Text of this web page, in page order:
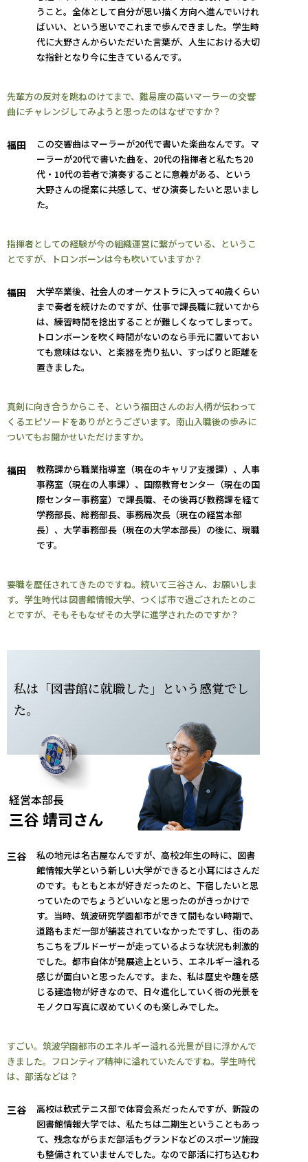
うこと。全体として自分が思い描く方向へ進んでいけれ
ばいい、という思いでこれまで歩んできました。学生時
代に大野さんからいただいた言葉が、人生における大切
な指針となり今に生きているんです。
先輩方の反対を跳ねのけてまで、難易度の高いマーラーの交響
曲にチャレンジしてみようと思ったのはなぜですか？
福田
この交響曲はマーラーが20代で書いた楽曲なんです。マ
ーラーが20代で書いた曲を、20代の指揮者と私たち20
代・10代の若者で演奏することに意義がある、という
大野さんの提案に共感して、ぜひ演奏したいと思いまし
た。
指揮者としての経験が今の組織運営に繋がっている、というこ
とですが、トロンボーンは今も吹いていますか？
福田
大学卒業後、社会人のオーケストラに入って40歳くらい
まで奏者を続けたのですが、仕事で課長職に就いてから
は、練習時間を捻出することが難しくなってしまって。
トロンボーンを吹く時間がないのなら手元に置いておい
ても意味はない、と楽器を売り払い、すっぱりと距離を
置きました。
真剣に向き合うからこそ、という福田さんのお人柄が伝わって
くるエピソードをありがとうございます。南山入職後の歩みに
ついてもお聞かせいただけますか。
福田
教務課から職業指導室（現在のキャリア支援課）、人事
事務室（現在の人事課）、国際教育センター（現在の国
際センター事務室）で課長職、その後再び教務課を経て
学務部長、総務部長、事務局次長（現在の経営本部
長）、大学事務部長（現在の大学本部長）の後に、現職
です。
要職を歴任されてきたのですね。続いて三谷さん、お願いしま
す。学生時代は図書館情報大学、つくば市で過ごされたとのこ
とですが、そもそもなぜその大学に進学されたのですか？
私は「図書館に就職した」という感覚でし
た。
経営本部長
三谷 靖司さん
三谷
私の地元は名古屋なんですが、高校2年生の時に、図書
館情報大学という新しい大学ができると小耳にはさんだ
のです。もともと本が好きだったのと、下宿したいと思
っていたのでちょうどいいなと思ったのがきっかけで
す。当時、筑波研究学園都市ができて間もない時期で、
道路もまだ一部が舗装されていなかったですし、街のあ
ちこちをブルドーザーが走っているような状況も刺激的
でした。都市自体が発展途上という、エネルギー溢れる
感じが面白いと思ったんです。また、私は歴史や趣を感
じる建造物が好きなので、日々進化していく街の光景を
モノクロ写真に収めていくのも楽しみでした。
すごい。筑波学園都市のエネルギー溢れる光景が目に浮かんで
きました。フロンティア精神に溢れていたんですね。学生時代
は、部活などは？
三谷
高校は軟式テニス部で体育会系だったんですが、新設の
図書館情報大学では、私たちは二期生ということもあっ
て、残念ながらまだ部活もグランドなどのスポーツ施設
も整備されていませんでした。なので部活に打ち込むわ